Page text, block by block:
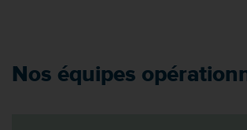
Nos équipes